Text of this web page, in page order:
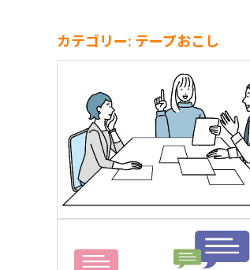
カテゴリー: テープおこし